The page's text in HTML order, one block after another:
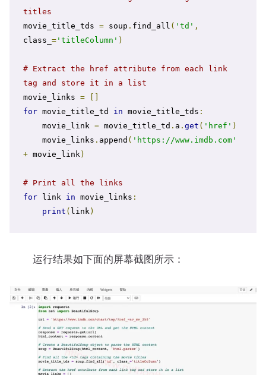
titles
movie_title_tds = soup . find_all ( 'td' ,
class_ ='titleColumn' )
# Extract the href attribute from each link
tag and store it in a list
movie_links =
for movie_title_td in movie_title_tds :
    movie_link
= movie_title_td . a . get ( 'href' )
    movie_links
. append ( 'https://www.imdb.com'
+ movie_link)
# Print all the links
for link in movie_links :
print ( link)
运行结果如下面的屏幕截图所示：